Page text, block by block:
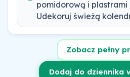
pomidorową i plastrami
Udekoruj świeżą
Zobacz pełny
Dodaj do dziennika